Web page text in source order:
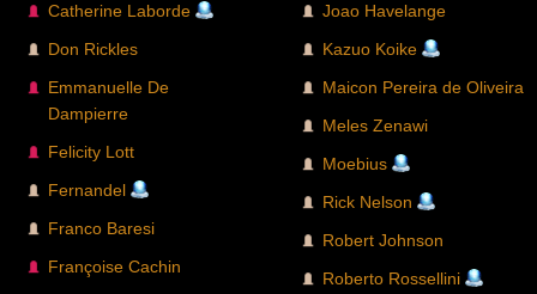
Catherine Laborde
Don Rickles
Emmanuelle De
Dampierre
Felicity Lott
Fernandel
Franco Baresi
Françoise Cachin
Joao Havelange
Kazuo Koike
Maicon Pereira de Oliveira
Meles Zenawi
Moebius
Rick Nelson
Robert Johnson
Roberto Rossellini